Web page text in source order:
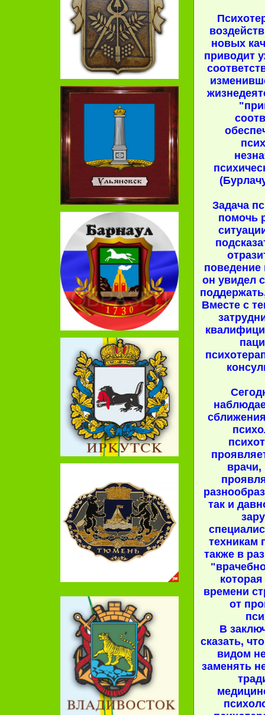
новых
приводит
Задача
помочь
поведение
он увидел
Вместе с
врачи,
так и
техникам
также в
времени
от
В
сказать,
видом
заменять